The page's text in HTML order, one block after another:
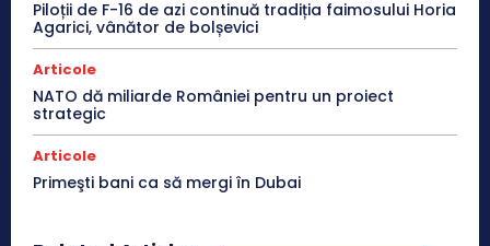
Piloții de F-16 de azi continuă tradiția faimosului Horia
Agarici, vânător de bolșevici
Articole
NATO dă miliarde României pentru un proiect
strategic
Articole
Primeşti bani ca să mergi în Dubai